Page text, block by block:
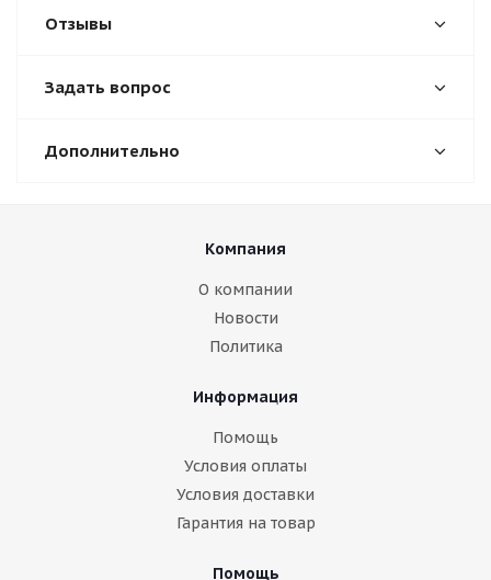
Отзывы
Задать вопрос
Дополнительно
Компания
О компании
Новости
Политика
Информация
Помощь
Условия оплаты
Условия доставки
Гарантия на товар
Помощь